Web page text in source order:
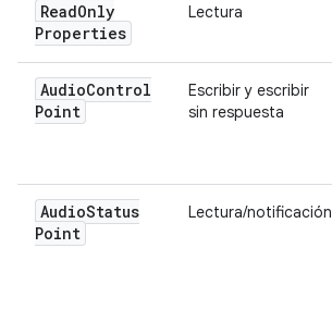
ReadOnly
Properties
Lectura
AudioControl
Point
Escribir y escribir
sin respuesta
AudioStatus
Point
Lectura/notificación